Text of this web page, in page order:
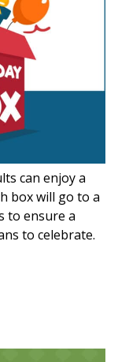
can enjoy a
box will go to a
to ensure a
to celebrate.